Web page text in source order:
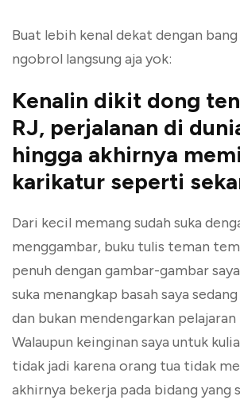
Buat lebih kenal dekat dengan
ngobrol langsung aja yok:
Kenalin dikit dong
RJ, perjalanan di
hingga akhirnya
karikatur seperti
Dari kecil memang sudah suka
menggambar, buku tulis teman
penuh dengan gambar-gambar
suka menangkap basah saya
dan bukan mendengarkan pelajaran
Walaupun keinginan saya untuk
tidak jadi karena orang tua tidak
akhirnya bekerja pada bidang yang